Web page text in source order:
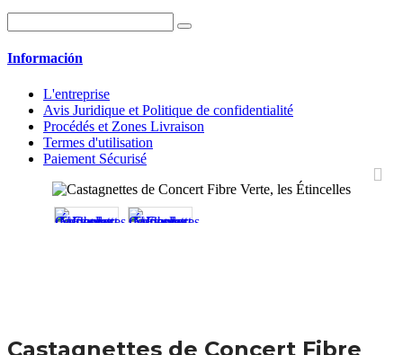
Información
L'entreprise
Avis Juridique et Politique de confidentialité
Procédés et Zones Livraison
Termes d'utilisation
Paiement Sécurisé
Castagnettes de Concert Fibre